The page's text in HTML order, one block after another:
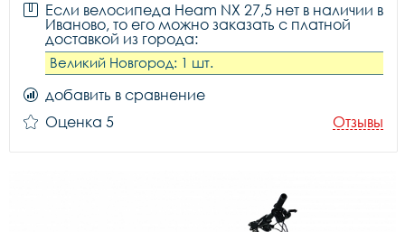
Если велосипеда Heam NX 27,5 нет в наличии в
Иваново, то его можно заказать с платной
доставкой из города:
Великий Новгород: 1 шт.
добавить в сравнение
Оценка 5
Отзывы